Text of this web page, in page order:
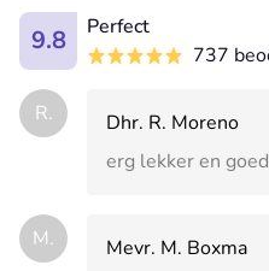
9.8
Perfect
737
R.
Dhr. R. Moreno
erg lekker en
M.
Mevr. M. Boxma